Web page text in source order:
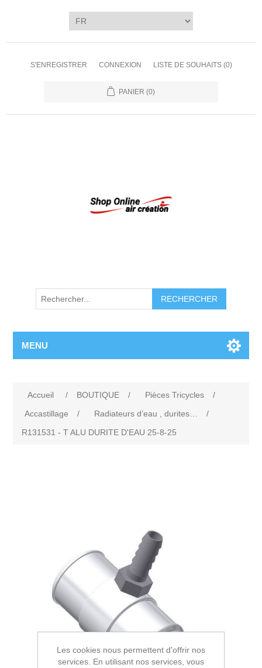
S'ENREGISTRER CONNEXION LISTE DE SOUHAITS (0)
PANIER (0)
RECHERCHER
MENU
Accueil / BOUTIQUE / Pièces Tricycles
/
Accastillage
/ Radiateurs d’eau , durites…
/
R131531 - T ALU DURITE D'EAU 25-8-25
Les cookies nous permettent d'offrir nos
services. En utilisant nos services, vous